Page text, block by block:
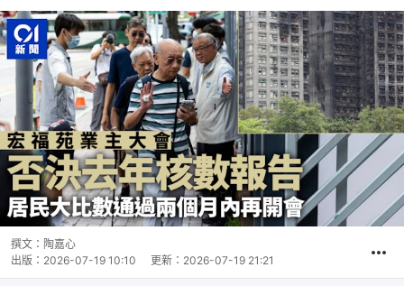
撰文： 陶嘉心
出版： 2026-07-19 10:10 更新： 2026-07-19 21:21